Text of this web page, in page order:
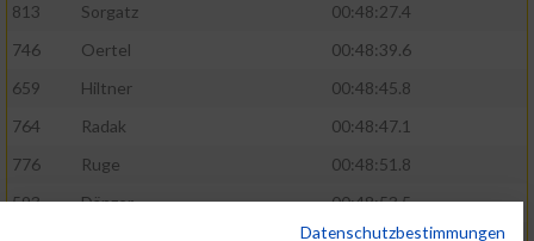
813
Sorgatz
00:48:27.4
746
Oertel
00:48:39.6
659
Hiltner
00:48:45.8
764
Radak
00:48:47.1
776
Ruge
00:48:51.8
593
Dänzer
00:48:53.5
Datenschutzbestimmungen